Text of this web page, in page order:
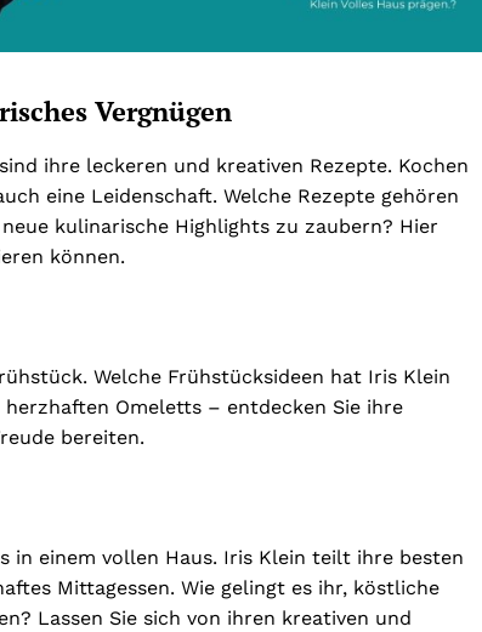
Vergnügen
ihre leckeren und kreativen Rezepte. Kochen
eine Leidenschaft. Welche Rezepte gehören
kulinarische Highlights zu zaubern? Hier
können.
Welche Frühstücksideen hat Iris Klein
Omeletts – entdecken Sie ihre
bereiten.
in einem vollen Haus. Iris Klein teilt ihre besten
Mittagessen. Wie gelingt es ihr, köstliche
Lassen Sie sich von ihren kreativen und